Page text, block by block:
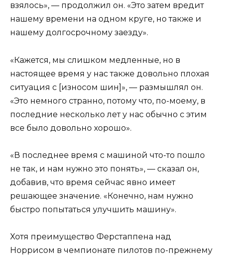
взялось», — продолжил он. «Это затем вредит
нашему времени на одном круге, но также и
нашему долгосрочному заезду».
«Кажется, мы слишком медленные, но в
настоящее время у нас также довольно плохая
ситуация с [износом шин]», — размышлял он.
«Это немного странно, потому что, по-моему, в
последние несколько лет у нас обычно с этим
все было довольно хорошо».
«В последнее время с машиной что-то пошло
не так, и нам нужно это понять», — сказал он,
добавив, что время сейчас явно имеет
решающее значение. «Конечно, нам нужно
быстро попытаться улучшить машину».
Хотя преимущество Ферстаппена над
Норрисом в чемпионате пилотов по-прежнему